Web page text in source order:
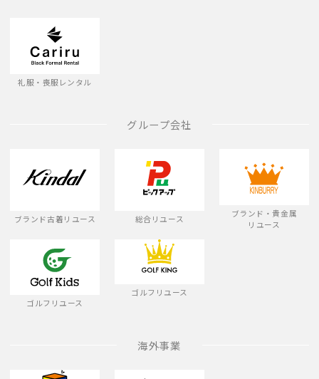
礼服・喪服レンタル
グループ会社
ブランド古着リユース 総合リユース
ブランド・貴金属
リユース
ゴルフリユース
ゴルフリユース
海外事業